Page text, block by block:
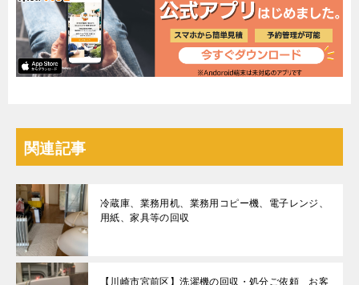
関連記事
冷蔵庫、業務用机、業務用コピー機、電子レンジ、
用紙、家具等の回収
【川崎市宮前区】洗濯機の回収・処分ご依頼 お客